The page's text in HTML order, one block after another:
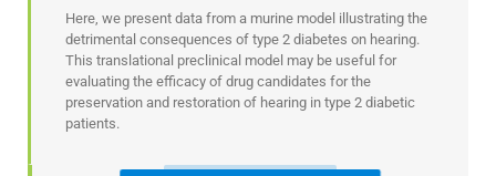
Here, we present data from a murine model illustrating the
detrimental consequences of type 2 diabetes on hearing.
This translational preclinical model may be useful for
evaluating the efficacy of drug candidates for the
preservation and restoration of hearing in type 2 diabetic
patients.